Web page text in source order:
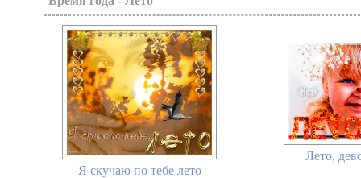
Я скучаю по тебе лето
Лето,